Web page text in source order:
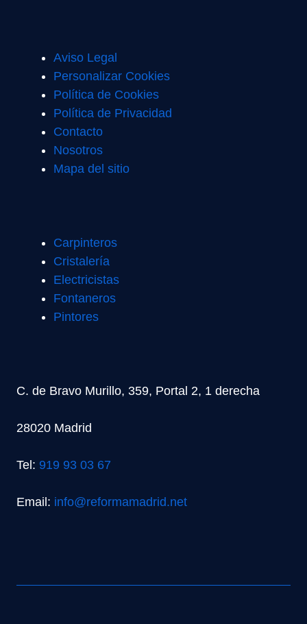
Aviso Legal
Personalizar Cookies
Política de Cookies
Política de Privacidad
Contacto
Nosotros
Mapa del sitio
Carpinteros
Cristalería
Electricistas
Fontaneros
Pintores
C. de Bravo Murillo, 359, Portal 2, 1 derecha
28020 Madrid
Tel: 919 93 03 67
Email: info@reformamadrid.net